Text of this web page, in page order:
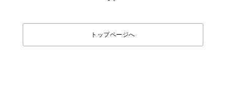
トップページへ